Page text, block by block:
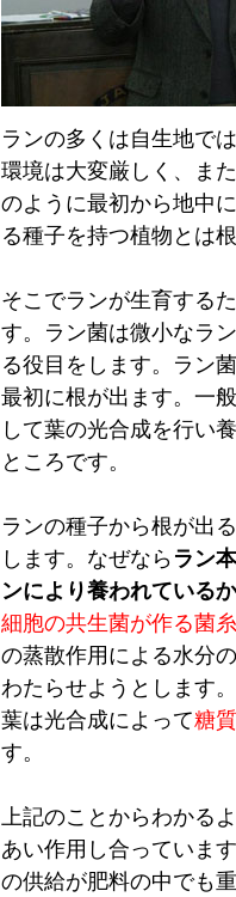
ランの多くは自生地で
環境は大変厳しく、ま
のように最初から地中
る種子を持つ植物とは
そこでランが生育する
す。ラン菌は微小なラ
る役目をします。ラン
最初に根が出ます。一
して葉の光合成を行い
ところです。
ランの種子から根が出
します。なぜならラン
ンにより養われている
細胞の共生菌が作る菌
の蒸散作用による水分
わたらせようとします
葉は光合成によって糖質
す。
上記のことからわかる
あい作用し合っていま
の供給が肥料の中でも